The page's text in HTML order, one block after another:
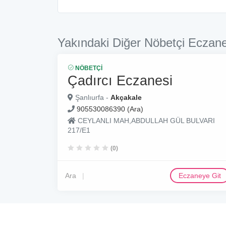
Yakındaki Diğer Nöbetçi
NÖBETÇI
Çadırcı Eczanesi
Şanlıurfa - Akçakale
905530086390 (Ara)
CEYLANLI MAH,ABDULLAH GÜL BULVARI
217/E1
(0)
Ara Eczaneye Git